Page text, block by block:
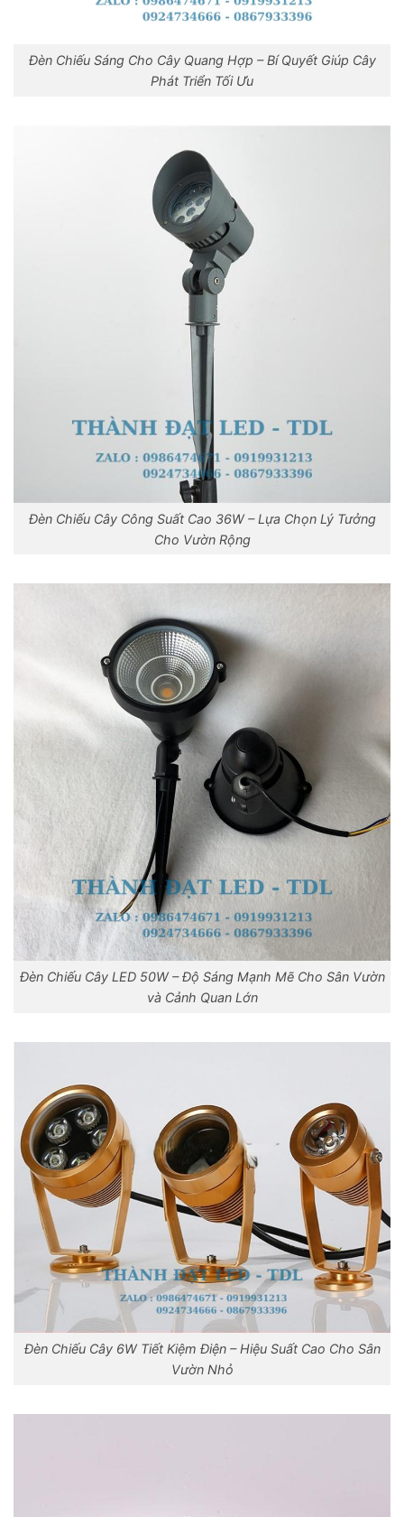
Skip
Đèn Chiếu Sáng Cho Cây Quang Hợp – Bí Quyết Giúp Cây
Phát Triển Tối Ưu
Đèn Chiếu Cây Công Suất Cao 36W – Lựa Chọn Lý Tưởng
Cho Vườn Rộng
Đèn Chiếu Cây LED 50W – Độ Sáng Mạnh Mẽ Cho Sân Vườn
và Cảnh Quan Lớn
Đèn Chiếu Cây 6W Tiết Kiệm Điện – Hiệu Suất Cao Cho Sân
Vườn Nhỏ